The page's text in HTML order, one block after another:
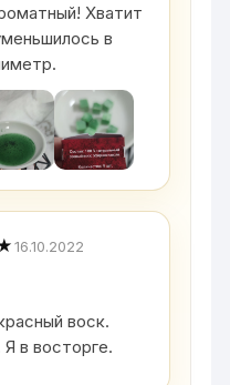
Хватит
в
16.10.2022
воск.
в восторге.